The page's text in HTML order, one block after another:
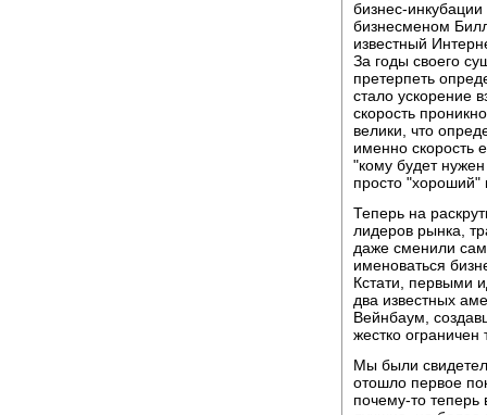
бизнес-
бизнесменом
известный
За годы своего
претерпеть
стало ускорение
скорость
велики, что
именно скорость
"кому будет
просто "хороший"
Теперь на
лидеров рынка,
даже сменили
именоваться
Кстати, первыми
два известных
Вейнбаум,
жестко
Мы были
отошло первое
почему-то